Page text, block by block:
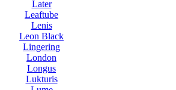
Later
Leaftube
Lenis
Leon Black
Lingering
London
Longus
Lukturis